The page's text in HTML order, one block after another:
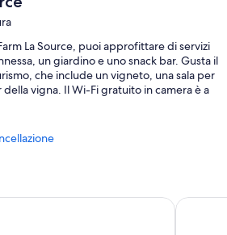
La Source, puoi approfittare di servizi
un giardino e uno snack bar. Gusta il
che include un vigneto, una sala per
vigna. Il Wi-Fi gratuito in camera è a
e deposito bagagli
Hôtel